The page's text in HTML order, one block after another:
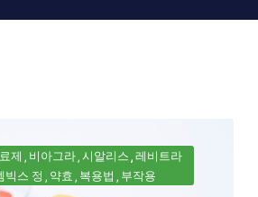
제 비아그라 시알리스 레비트라
빅스 정 약효 복용법 부작용